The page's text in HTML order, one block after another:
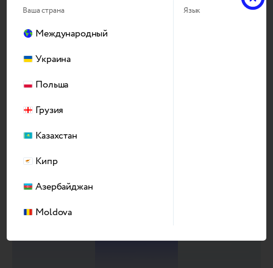
Ваша страна
Международный
Украина
Польша
Грузия
Казахстан
Кипр
Азербайджан
Moldova
Язык